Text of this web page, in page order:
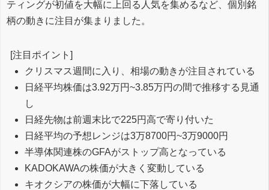
ティングが初値を大幅に上回る人気を集めるなど、個別銘
柄の動きに注目が集まりました。
[注目ポイント]
クリスマス週間に入り、相場の動きが注目されている
日経平均株価は3.92万円~3.85万円の間で推移する見通
し
日経先物は前週末比で225円高で寄り付いた
日経平均の予想レンジは3万8700円~3万9000円
半導体関連株のGFAがストップ高となっている
KADOKAWAの株価が大きく変動している
キオクシアの株価が大幅に下落している